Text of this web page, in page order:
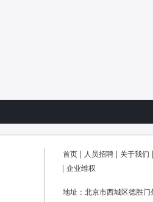
首页 人员招聘
关于我们
企业维权
地址：北京市西城区德胜